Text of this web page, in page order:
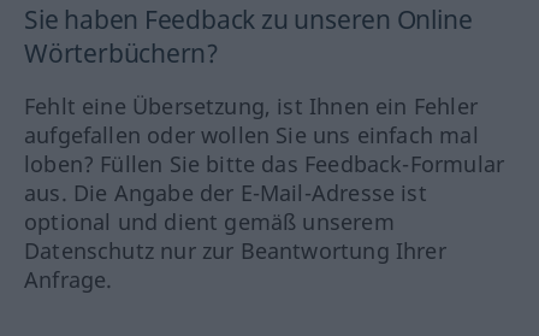
Sie haben Feedback zu unseren Online
Wörterbüchern?
Fehlt eine Übersetzung, ist Ihnen ein Fehler
aufgefallen oder wollen Sie uns einfach mal
loben? Füllen Sie bitte das Feedback-Formular
aus. Die Angabe der E-Mail-Adresse ist
optional und dient gemäß unserem
Datenschutz nur zur Beantwortung Ihrer
Anfrage.